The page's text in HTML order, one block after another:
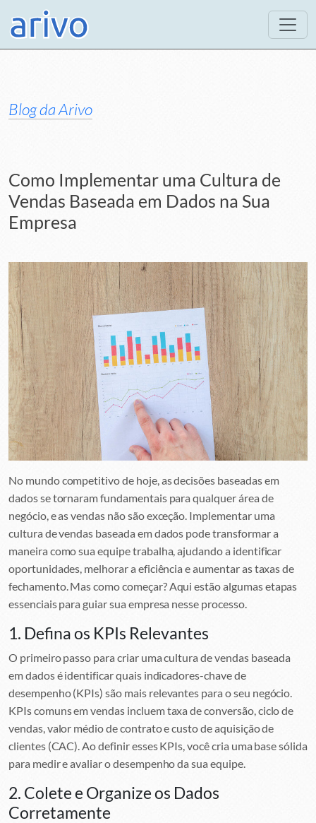
Blog da Arivo
Como Implementar uma Cultura de
Vendas Baseada em Dados na Sua
Empresa
No mundo competitivo de hoje, as decisões baseadas em
dados se tornaram fundamentais para qualquer área de
negócio, e as vendas não são exceção. Implementar uma
cultura de vendas baseada em dados pode transformar a
maneira como sua equipe trabalha, ajudando a identificar
oportunidades, melhorar a eficiência e aumentar as taxas de
fechamento. Mas como começar? Aqui estão algumas etapas
essenciais para guiar sua empresa nesse processo.
1. Defina os KPIs Relevantes
O primeiro passo para criar uma cultura de vendas baseada
em dados é identificar quais indicadores-chave de
desempenho (KPIs) são mais relevantes para o seu negócio.
KPIs comuns em vendas incluem taxa de conversão, ciclo de
vendas, valor médio de contrato e custo de aquisição de
clientes (CAC). Ao definir esses KPIs, você cria uma base sólida
para medir e avaliar o desempenho da sua equipe.
2. Colete e Organize os Dados
Corretamente